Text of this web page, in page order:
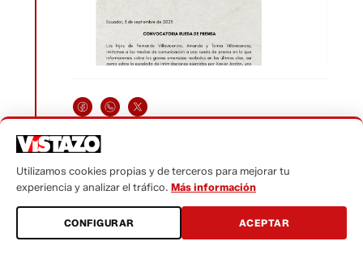
Utilizamos cookies propias y de terceros para mejorar tu
experiencia y analizar el tráfico. Más información
CONFIGURAR ACEPTAR